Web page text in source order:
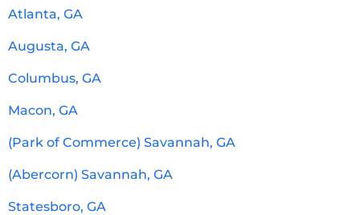
Atlanta, GA
Augusta, GA
Columbus, GA
Macon, GA
(Park of Commerce) Savannah, GA
(Abercorn) Savannah, GA
Statesboro, GA